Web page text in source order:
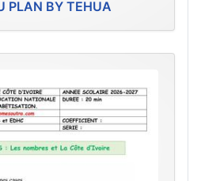
PLAN BY TEHUA